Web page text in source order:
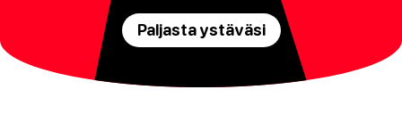
Paljasta ystäväsi